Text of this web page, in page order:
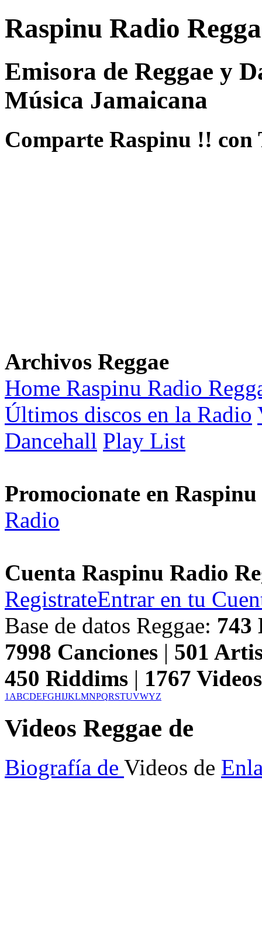
Raspinu Radio
Emisora de Reggae y
Música Jamaicana
Comparte Raspinu !! con
Archivos Reggae
Home Raspinu Radio
Últimos discos en la Radio
Dancehall Play List
Promocionate en
Radio
Cuenta Raspinu Radio
RegistrateEntrar en tu
Base de datos Reggae: 743
7998 Canciones | 501
450 Riddims | 1767
1 ABCDEFGHIJKLMNPQRSTUVWYZ
Videos Reggae de
Biografía de Videos de